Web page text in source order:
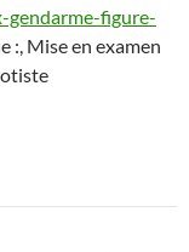
figure-
:, Mise en examen